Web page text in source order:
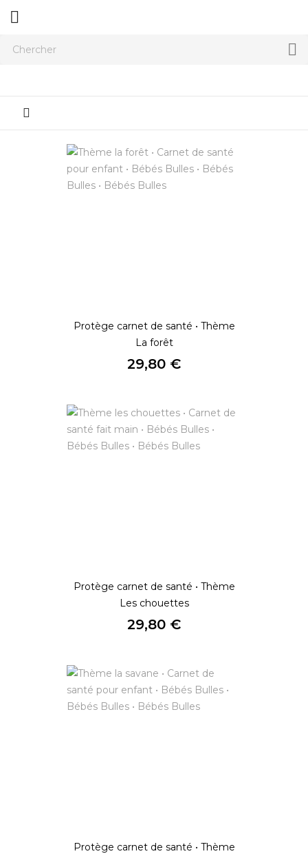



Protège carnet de santé • Thème
La forêt
Prix
29,80 €
Protège carnet de santé • Thème
Les chouettes
Prix
29,80 €
Protège carnet de santé • Thème